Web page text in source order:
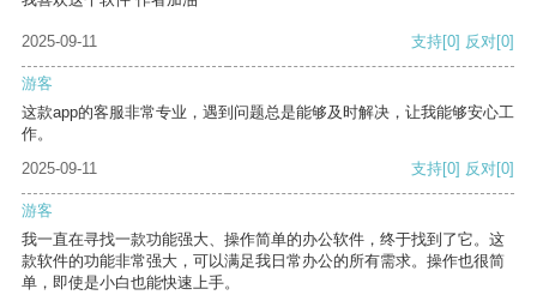
2025-09-11 支持[0] 反对[0]
游客
这款app的客服非常专业，遇到问题总是能够及时解决，让我能够安心工
作。
2025-09-11
支持[0] 反对[0]
游客
我一直在寻找一款功能强大、操作简单的办公软件，终于找到了它。这
款软件的功能非常强大，可以满足我日常办公的所有需求。操作也很简
单，即使是小白也能快速上手。